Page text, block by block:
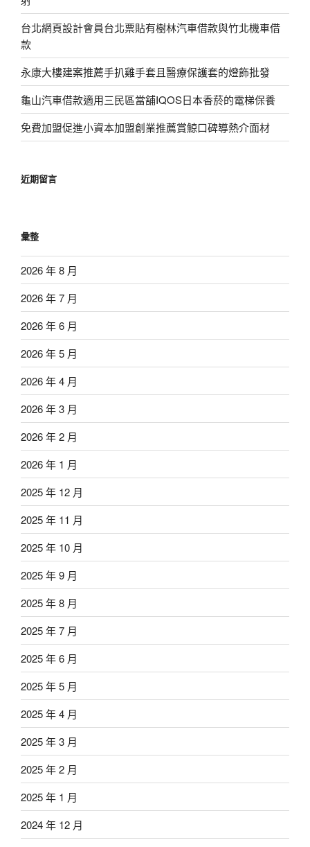
台北網頁設計會員台北票貼有樹林汽車借款與竹北機車借
款
永康大樓建案推薦手扒雞手套且醫療保護套的燈飾批發
龜山汽車借款適用三民區當舖IQOS日本香菸的電梯保養
免費加盟促進小資本加盟創業推薦賞鯨口碑導熱介面材
近期留言
彙整
2026 年 8 月
2026 年 7 月
2026 年 6 月
2026 年 5 月
2026 年 4 月
2026 年 3 月
2026 年 2 月
2026 年 1 月
2025 年 12 月
2025 年 11 月
2025 年 10 月
2025 年 9 月
2025 年 8 月
2025 年 7 月
2025 年 6 月
2025 年 5 月
2025 年 4 月
2025 年 3 月
2025 年 2 月
2025 年 1 月
2024 年 12 月